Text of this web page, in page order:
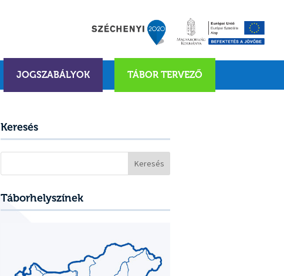
JOGSZABÁLYOK TÁBOR TERVEZŐ
Keresés
Táborhelyszínek